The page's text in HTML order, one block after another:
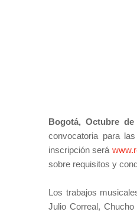
Bogotá, Octubre
convocatoria para
inscripción será
sobre requisitos y
Los trabajos
Julio Correal,